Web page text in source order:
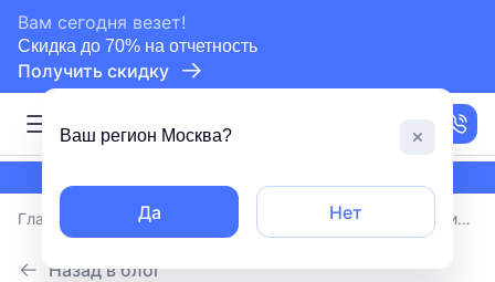
Вам сегодня везет!
Скидка до 70% на отчетность
Получить скидку
Москва
сертифицированный партнер СБИС
Главная Блог/ Путевые листы в 2025 году: изменения, образец и правила заполнения
Назад в блог
Ваш регион Москва?
Да Нет